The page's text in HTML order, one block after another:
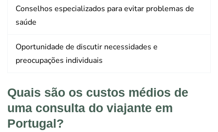
Conselhos especializados para evitar problemas de
saúde
Oportunidade de discutir necessidades e
preocupações individuais
Quais são os custos médios de
uma consulta do viajante em
Portugal?